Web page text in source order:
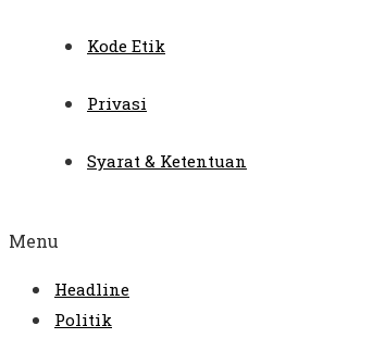
Kode Etik
Privasi
Syarat & Ketentuan
Menu
Headline
Politik